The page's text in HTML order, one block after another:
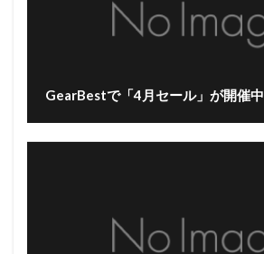
GearBestで「4月セール」が開催中